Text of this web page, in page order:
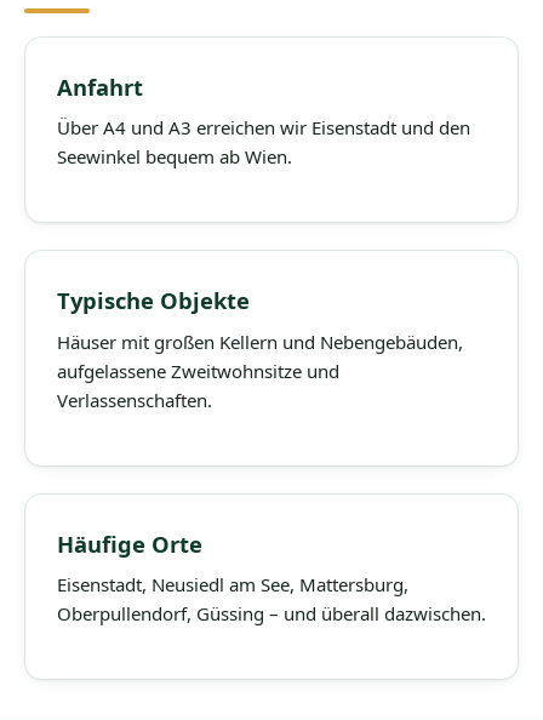
Anfahrt
Über A4 und A3 erreichen wir Eisenstadt und den
Seewinkel bequem ab Wien.
Typische Objekte
Häuser mit großen Kellern und Nebengebäuden,
aufgelassene Zweitwohnsitze und
Verlassenschaften.
Häufige Orte
Eisenstadt, Neusiedl am See, Mattersburg,
Oberpullendorf, Güssing – und überall dazwischen.